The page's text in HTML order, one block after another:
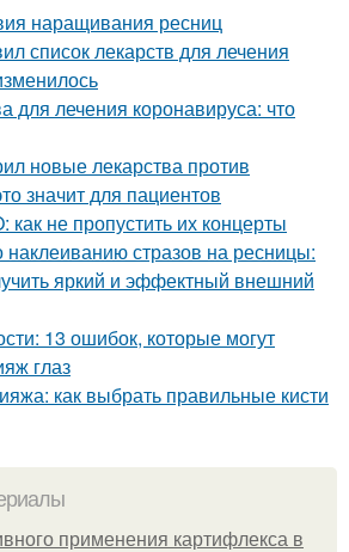
наращивания ресниц
список лекарств для лечения
для лечения коронавируса: что
новые лекарства против
значит для пациентов
как не пропустить их концерты
наклеиванию стразов на ресницы:
яркий и эффектный внешний
13 ошибок, которые могут
глаз
как выбрать правильные кисти
применения картифлекса в